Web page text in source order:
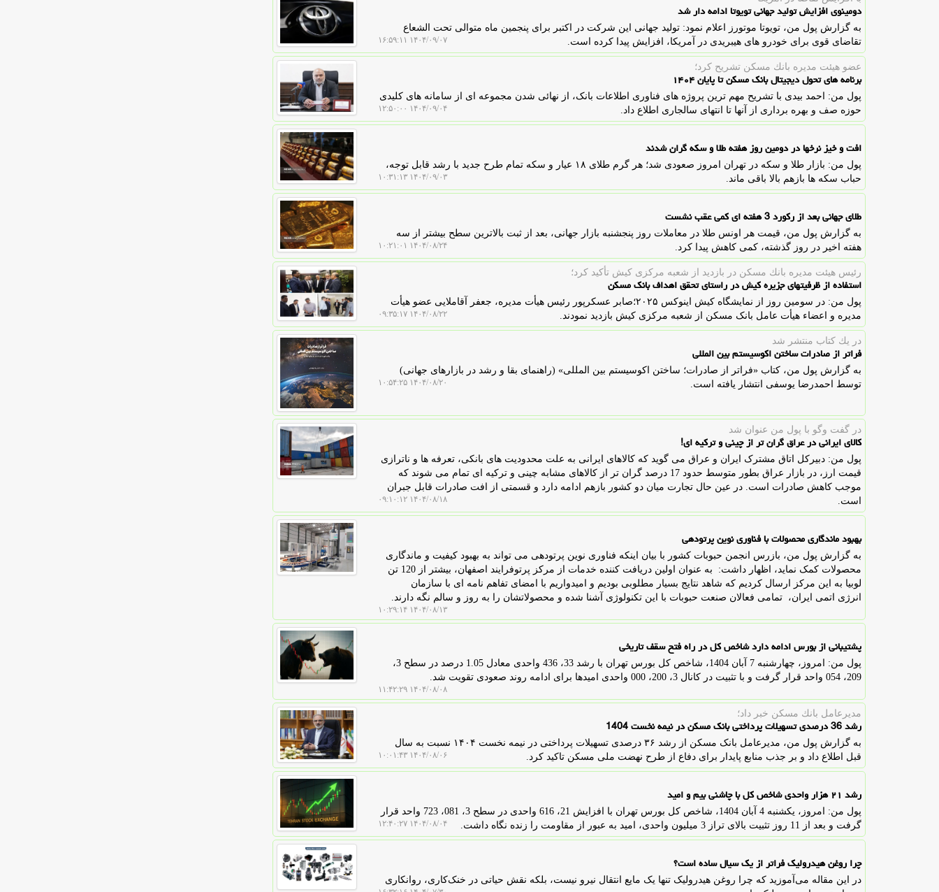
دومینوی افزایش تولید جهانی تویوتا ادامه دار شد
به گزارش پول من، تویوتا موتورز اعلام نمود: تولید جهانی این شرکت در اکتبر برای پنجمین ماه متوالی تحت الشعاع
تقاضای قوی برای خودرو های هیبریدی در آمریکا، افزایش پیدا کرده است.
۱۴۰۴/۰۹/۰۷ ۱۶:۵۹:۱۱
عضو هیئت مدیره بانك مسكن تشریح كرد؛
برنامه های تحول دیجیتال بانک مسکن تا پایان ۱۴۰۴
پول من: احمد بیدی با تشریح مهم ترین پروژه های فناوری اطلاعات بانک، از نهائی شدن مجموعه ای از سامانه های کلیدی
حوزه صف و بهره برداری از آنها تا انتهای سالجاری اطلاع داد.
۱۴۰۴/۰۹/۰۴ ۱۲:۵۰:۰۰
افت و خیز نرخها در دومین روز هفته طلا و سکه گران شدند
پول من: بازار طلا و سکه در تهران امروز صعودی شد؛ هر گرم طلای ۱۸ عیار و سکه تمام طرح جدید با رشد قابل توجه،
حباب سکه ها بازهم بالا باقی ماند.
۱۴۰۴/۰۹/۰۳ ۱۰:۳۱:۱۳
طلای جهانی بعد از رکورد 3 هفته ای کمی عقب نشست
به گزارش پول من، قیمت هر اونس طلا در معاملات روز پنجشنبه بازار جهانی، بعد از ثبت بالاترین سطح بیشتر از سه
هفته اخیر در روز گذشته، کمی کاهش پیدا کرد.
۱۴۰۴/۰۸/۲۴ ۱۰:۲۱:۰۱
رئیس هیئت مدیره بانك مسكن در بازدید از شعبه مركزی كیش تأكید كرد؛
استفاده از ظرفیتهای جزیره کیش در راستای تحقق اهداف بانک مسکن
پول من: در سومین روز از نمایشگاه کیش اینوکس ۲۰۲۵؛صابر عسکرپور رئیس هیأت مدیره، جعفر آقاملایی عضو هیأت
مدیره و اعضاء هیأت عامل بانک مسکن از شعبه مرکزی کیش بازدید نمودند.
۱۴۰۴/۰۸/۲۲ ۰۹:۳۵:۱۷
در یك كتاب منتشر شد
فراتر از صادرات ساختن اکوسیستم بین المللی
به گزارش پول من، کتاب «فراتر از صادرات؛ ساختن اکوسیستم بین المللی» (راهنمای بقا و رشد در بازارهای جهانی)
توسط احمدرضا یوسفی انتشار یافته است.
۱۴۰۴/۰۸/۲۰ ۱۰:۵۴:۲۵
در گفت وگو با پول من عنوان شد
کالای ایرانی در عراق گران تر از چینی و ترکیه ای!
پول من: دبیرکل اتاق مشترک ایران و عراق می گوید که کالاهای ایرانی به علت محدودیت های بانکی، تعرفه ها و ناترازی
قیمت ارز، در بازار عراق بطور متوسط حدود 17 درصد گران تر از کالاهای مشابه چینی و ترکیه ای تمام می شوند که
موجب کاهش صادرات است. در عین حال تجارت میان دو کشور بازهم ادامه دارد و قسمتی از افت صادرات قابل جبران
است.
۱۴۰۴/۰۸/۱۸ ۰۹:۱۰:۱۲
بهبود ماندگاری محصولات با فناوری نوین پرتودهی
به گزارش پول من، بازرس انجمن حبوبات کشور با بیان اینکه فناوری نوین پرتودهی می تواند به بهبود کیفیت و ماندگاری
محصولات کمک نماید، اظهار داشت: به عنوان اولین دریافت کننده خدمات از مرکز پرتوفرایند اصفهان، بیشتر از 120 تن
لوبیا به این مرکز ارسال کردیم که شاهد نتایج بسیار مطلوبی بودیم و امیدواریم با امضای تفاهم نامه ای با سازمان
انرژی اتمی ایران، تمامی فعالان صنعت حبوبات با این تکنولوژی آشنا شده و محصولاتشان را به روز و سالم نگه دارند.
۱۴۰۴/۰۸/۱۳ ۱۰:۲۹:۱۴
پشتیبانی از بورس ادامه دارد شاخص کل در راه فتح سقف تاریخی
پول من: امروز، چهارشنبه 7 آبان 1404، شاخص کل بورس تهران با رشد 33، 436 واحدی معادل 1.05 درصد در سطح 3،
209، 054 واحد قرار گرفت و با تثبیت در کانال 3، 200، 000 واحدی امیدها برای ادامه روند صعودی تقویت شد.
۱۴۰۴/۰۸/۰۸ ۱۱:۴۲:۲۹
مدیرعامل بانك مسكن خبر داد؛
رشد 36 درصدی تسهیلات پرداختی بانک مسکن در نیمه نخست 1404
به گزارش پول من، مدیرعامل بانک مسکن از رشد ۳۶ درصدی تسهیلات پرداختی در نیمه نخست ۱۴۰۴ نسبت به سال
قبل اطلاع داد و بر جذب منابع پایدار برای دفاع از طرح نهضت ملی مسکن تاکید کرد.
۱۴۰۴/۰۸/۰۶ ۱۰:۰۱:۴۳
رشد ۲۱ هزار واحدی شاخص کل با چاشنی بیم و امید
پول من: امروز، یکشنبه 4 آبان 1404، شاخص کل بورس تهران با افزایش 21، 616 واحدی در سطح 3، 081، 723 واحد قرار
گرفت و بعد از 11 روز تثبیت بالای تراز 3 میلیون واحدی، امید به عبور از مقاومت را زنده نگاه داشت.
۱۴۰۴/۰۸/۰۴ ۱۲:۴۰:۲۷
چرا روغن هیدرولیک فراتر از یک سیال ساده است؟
در این مقاله می‌آموزید که چرا روغن هیدرولیک تنها یک مایع انتقال نیرو نیست، بلکه نقش حیاتی در خنک‌کاری، روانکاری